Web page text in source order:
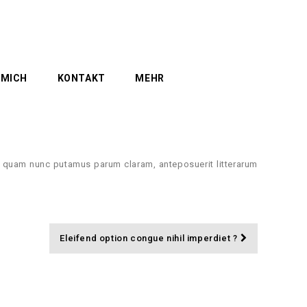
KONTAKT MEHR
nunc putamus parum claram, anteposuerit litterarum
Eleifend option congue nihil imperdiet ?